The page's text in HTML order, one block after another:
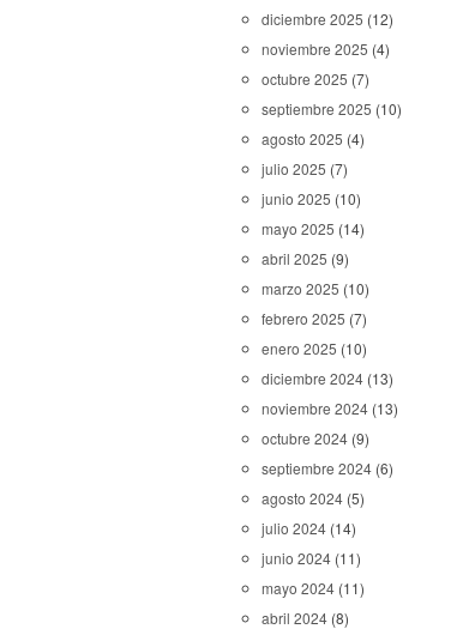
diciembre 2025 (12)
noviembre 2025 (4)
octubre 2025 (7)
septiembre 2025 (10)
agosto 2025 (4)
julio 2025 (7)
junio 2025 (10)
mayo 2025 (14)
abril 2025 (9)
marzo 2025 (10)
febrero 2025 (7)
enero 2025 (10)
diciembre 2024 (13)
noviembre 2024 (13)
octubre 2024 (9)
septiembre 2024 (6)
agosto 2024 (5)
julio 2024 (14)
junio 2024 (11)
mayo 2024 (11)
abril 2024 (8)